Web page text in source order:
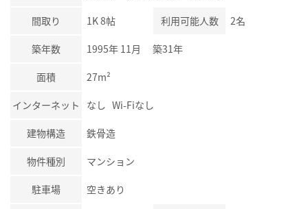
間取り 1K 8帖 利用可能人数 2名
築年数 1995年 11月 築31年
面積 27m²
インターネット なし Wi-Fiなし
建物構造 鉄骨造
物件種別 マンション
駐車場 空きあり